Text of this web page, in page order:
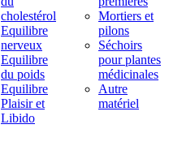
cholestérol
Equilibre
nerveux
Equilibre
du poids
Equilibre
Plaisir et
Libido
Mortiers et
pilons
Séchoirs
pour plantes
médicinales
Autre
matériel